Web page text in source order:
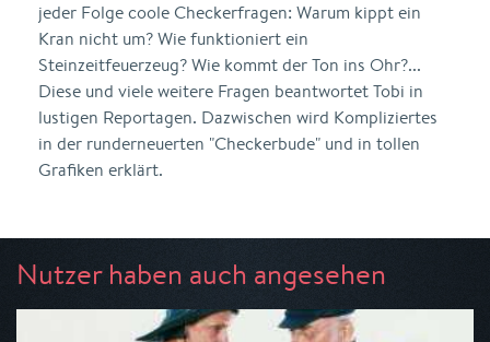
jeder Folge coole Checkerfragen: Warum kippt ein
Kran nicht um? Wie funktioniert ein
Steinzeitfeuerzeug? Wie kommt der Ton ins Ohr?...
Diese und viele weitere Fragen beantwortet Tobi in
lustigen Reportagen. Dazwischen wird Kompliziertes
in der runderneuerten "Checkerbude" und in tollen
Grafiken erklärt.
Nutzer haben auch angesehen